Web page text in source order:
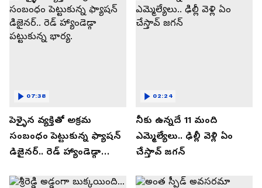
పెళ్ళైన వ్యక్తితో అక్రమ
సంబంధం పెట్టుకున్న ఫ్యాషన్
డిజైనర్.. రెడ్ హ్యాండెడ్గా
07:38
నీకు ఉన్నదే 11 మంది
ఎమ్మెల్యేలు.. ఢిల్లీ వెళ్లి ఏం
చేస్తావ్ జగన్
02:24